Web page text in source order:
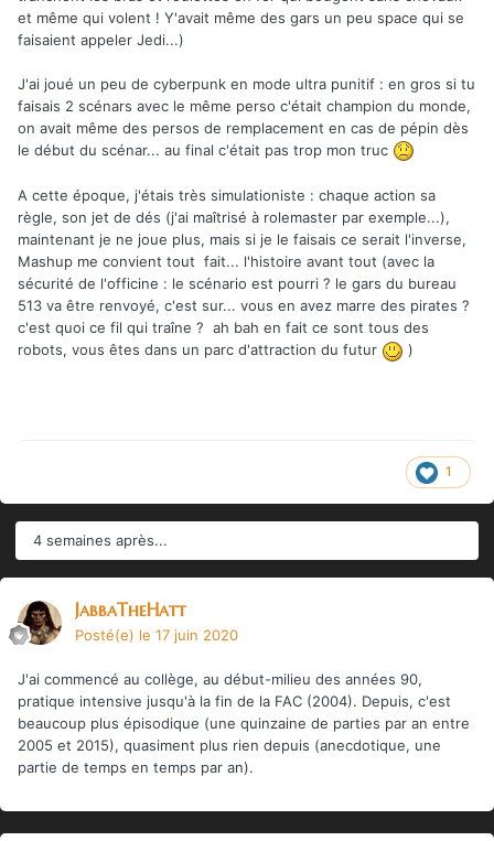
et même qui volent ! Y'avait même des gars un peu space qui se
faisaient appeler Jedi...)
J'ai joué un peu de cyberpunk en mode ultra punitif : en gros si tu
faisais 2 scénars avec le même perso c'était champion du monde,
on avait même des persos de remplacement en cas de pépin dès
le début du scénar... au final c'était pas trop mon truc
A cette époque, j'étais très simulationiste : chaque action sa
règle, son jet de dés (j'ai maîtrisé à rolemaster par exemple...),
maintenant je ne joue plus, mais si je le faisais ce serait l'inverse,
Mashup me convient tout fait... l'histoire avant tout (avec la
sécurité de l'officine : le scénario est pourri ? le gars du bureau
513 va être renvoyé, c'est sur... vous en avez marre des pirates ?
c'est quoi ce fil qui traîne ? ah bah en fait ce sont tous des
robots, vous êtes dans un parc d'attraction du futur
)
1
4 semaines après...
JabbaTheHatt
Posté(e) le 17 juin 2020
J'ai commencé au collège, au début-milieu des années 90,
pratique intensive jusqu'à la fin de la FAC (2004). Depuis, c'est
beaucoup plus épisodique (une quinzaine de parties par an entre
2005 et 2015), quasiment plus rien depuis (anecdotique, une
partie de temps en temps par an).